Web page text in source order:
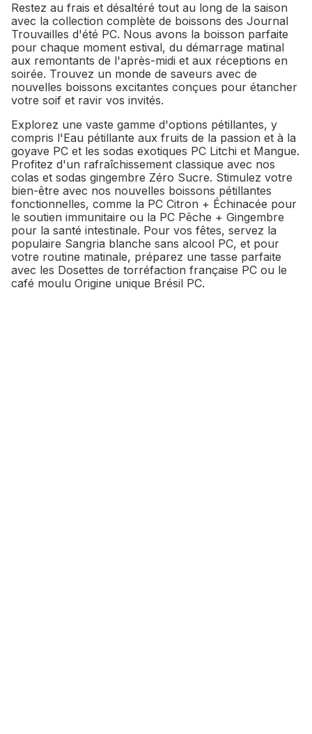
Restez au frais et désaltéré tout au long de la saison
avec la collection complète de boissons des Journal
Trouvailles d'été PC. Nous avons la boisson parfaite
pour chaque moment estival, du démarrage matinal
aux remontants de l'après-midi et aux réceptions en
soirée. Trouvez un monde de saveurs avec de
nouvelles boissons excitantes conçues pour étancher
votre soif et ravir vos invités.
Explorez une vaste gamme d'options pétillantes, y
compris l'Eau pétillante aux fruits de la passion et à la
goyave PC et les sodas exotiques PC Litchi et Mangue.
Profitez d'un rafraîchissement classique avec nos
colas et sodas gingembre Zéro Sucre. Stimulez votre
bien-être avec nos nouvelles boissons pétillantes
fonctionnelles, comme la PC Citron + Échinacée pour
le soutien immunitaire ou la PC Pêche + Gingembre
pour la santé intestinale. Pour vos fêtes, servez la
populaire Sangria blanche sans alcool PC, et pour
votre routine matinale, préparez une tasse parfaite
avec les Dosettes de torréfaction française PC ou le
café moulu Origine unique Brésil PC.